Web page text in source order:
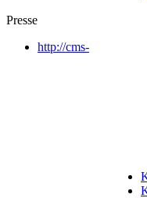
Presse
http://cms-